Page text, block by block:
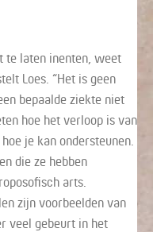
te laten inenten, weet
Loes. “Het is geen
bepaalde ziekte niet
hoe het verloop is van
je kan ondersteunen.
die ze hebben
arts.
zijn voorbeelden van
veel gebeurt in het